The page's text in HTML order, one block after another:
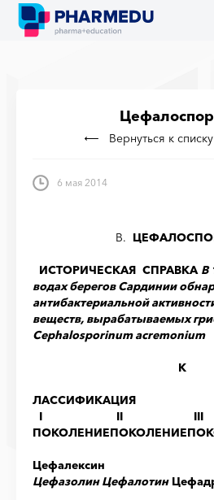
Вернуться к
6 мая 2014
B.
ИСТОРИЧЕСКАЯ СПРАВКА В
водах берегов Сардинии
антибактериальной
веществ, вырабатываемых
Cephalosporinum acremonium
К
ЛАССИФИКАЦИЯ
I
ПОКОЛЕНИЕ
II
ПОКОЛЕНИЕ
III
Цефалексин
Цефазолин Цефалотин